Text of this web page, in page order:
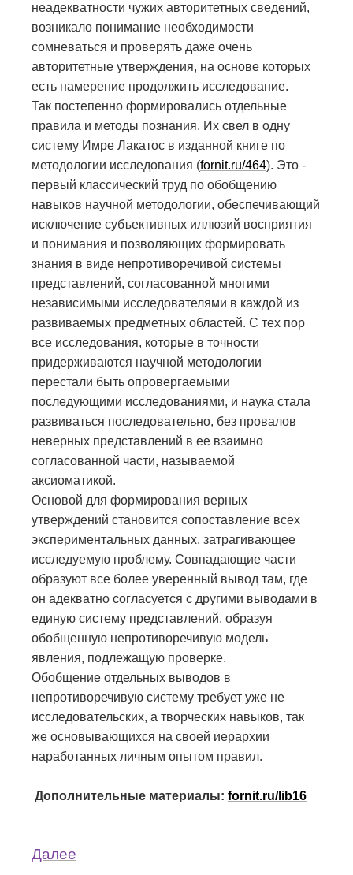
неадекватности чужих авторитетных сведений,
возникало понимание необходимости
сомневаться и проверять даже очень
авторитетные утверждения, на основе которых
есть намерение продолжить исследование.
Так постепенно формировались отдельные
правила и методы познания. Их свел в одну
систему Имре Лакатос в изданной книге по
методологии исследования (fornit.ru/464). Это -
первый классический труд по обобщению
навыков научной методологии, обеспечивающий
исключение субъективных иллюзий восприятия
и понимания и позволяющих формировать
знания в виде непротиворечивой системы
представлений, согласованной многими
независимыми исследователями в каждой из
развиваемых предметных областей. С тех пор
все исследования, которые в точности
придерживаются научной методологии
перестали быть опровергаемыми
последующими исследованиями, и наука стала
развиваться последовательно, без провалов
неверных представлений в ее взаимно
согласованной части, называемой
аксиоматикой.
Основой для формирования верных
утверждений становится сопоставление всех
экспериментальных данных, затрагивающее
исследуемую проблему. Совпадающие части
образуют все более уверенный вывод там, где
он адекватно согласуется с другими выводами в
единую систему представлений, образуя
обобщенную непротиворечивую модель
явления, подлежащую проверке.
Обобщение отдельных выводов в
непротиворечивую систему требует уже не
исследовательских, а творческих навыков, так
же основывающихся на своей иерархии
наработанных личным опытом правил.
Дополнительные материалы: fornit.ru/lib16
Далее